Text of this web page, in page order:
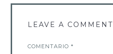
LEAVE A COMMENT
COMENTARIO*